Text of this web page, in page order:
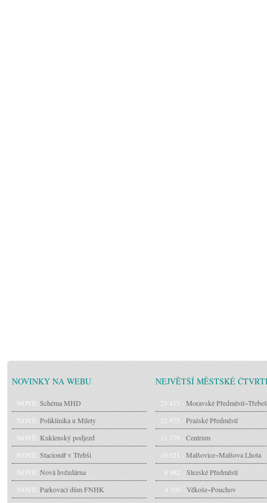
NOVINKY NA WEBU
NOVÉ: Schéma MHD
NOVÉ: Poliklinika u Milety
NOVÉ: Kuklenský podjezd
NOVÉ: Stacionář v Třebši
NOVÉ: Nová hvězdárna
NOVÉ: Parkovací dům FNHK
NEJVĚTŠÍ MĚSTSKÉ
23 413 - Moravské Předměstí~Třebeš
12 975 - Pražské Předměstí
11 779 - Centrum
10 021 - Malšovice~Malšova Lhota
8 982 - Slezské Předměstí
4 105 - Věkoše~Pouchov